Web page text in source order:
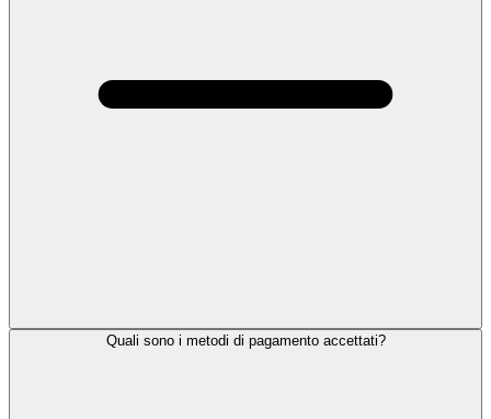
Quali sono i metodi di pagamento accettati?